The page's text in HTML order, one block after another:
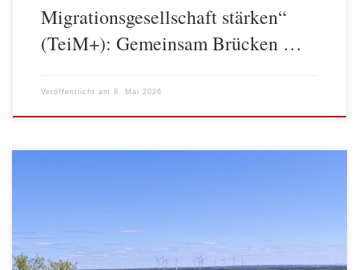
Migrationsgesellschaft stärken“
(TeiM+): Gemeinsam Brücken …
Veröffentlicht am 8. Mai 2026
einem gemeinsamen Ausflug zu den Ahrensfelder Bergen ein.
Nach dem Treffen im Stadtteiltreff machte sich die Gruppe gut
gelaunt gemeinsam auf den Weg zum Startpunkt der Wanderung –